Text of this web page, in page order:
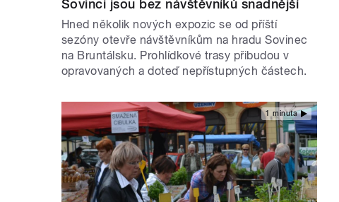
Sovinci jsou bez návštěvníků snadnější
Hned několik nových expozic se od příští
sezóny otevře návštěvníkům na hradu Sovinec
na Bruntálsku. Prohlídkové trasy přibudou v
opravovaných a doteď nepřístupných částech.
1 minuta